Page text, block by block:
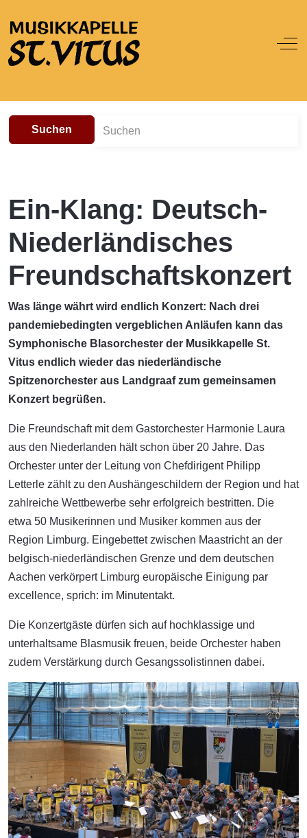
Off-
Suchen
Ein-Klang: Deutsch-
Niederländisches
Freundschaftskonzert
Was länge währt wird endlich Konzert: Nach drei
pandemiebedingten vergeblichen Anläufen kann das
Symphonische Blasorchester der Musikkapelle St.
Vitus endlich wieder das niederländische
Spitzenorchester aus Landgraaf zum gemeinsamen
Konzert begrüßen.
Die Freundschaft mit dem Gastorchester Harmonie Laura
aus den Niederlanden hält schon über 20 Jahre. Das
Orchester unter der Leitung von Chefdirigent Philipp
Letterle zählt zu den Aushängeschildern der Region und hat
zahlreiche Wettbewerbe sehr erfolgreich bestritten. Die
etwa 50 Musikerinnen und Musiker kommen aus der
Region Limburg. Eingebettet zwischen Maastricht an der
belgisch-niederländischen Grenze und dem deutschen
Aachen verkörpert Limburg europäische Einigung par
excellence, sprich: im Minutentakt.
Die Konzertgäste dürfen sich auf hochklassige und
unterhaltsame Blasmusik freuen, beide Orchester haben
zudem Verstärkung durch Gesangssolistinnen dabei.